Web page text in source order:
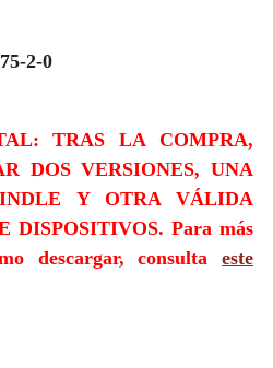
2-0
TRAS LA COMPRA,
DOS VERSIONES, UNA
Y OTRA VÁLIDA
DISPOSITIVOS. Para más
descargar, consulta este